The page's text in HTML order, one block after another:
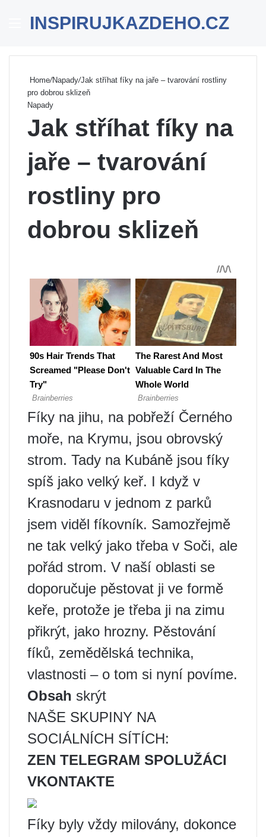
Menu
INSPIRUJKAZDEHO.CZ
Home/Napady/Jak stříhat fíky na jaře – tvarování rostliny
pro dobrou sklizeň
Napady
Jak stříhat fíky na
jaře – tvarování
rostliny pro
dobrou sklizeň
Fíky na jihu, na pobřeží Černého
moře, na Krymu, jsou obrovský
strom. Tady na Kubáně jsou fíky
spíš jako velký keř. I když v
Krasnodaru v jednom z parků
jsem viděl fíkovník. Samozřejmě
ne tak velký jako třeba v Soči, ale
pořád strom. V naší oblasti se
doporučuje pěstovat ji ve formě
keře, protože je třeba ji na zimu
přikrýt, jako hrozny. Pěstování
fíků, zemědělská technika,
vlastnosti – o tom si nyní povíme.
Obsah skrýt
NAŠE SKUPINY NA
SOCIÁLNÍCH SÍTÍCH:
ZEN TELEGRAM SPOLUŽÁCI
VKONTAKTE
Fíky byly vždy milovány, dokonce